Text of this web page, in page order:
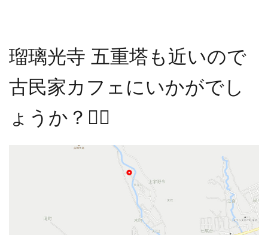
瑠璃光寺 五重塔も近いので
古民家カフェにいかがでし
ょうか？💁‍♀️